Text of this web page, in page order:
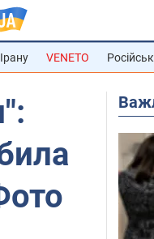
VENETO